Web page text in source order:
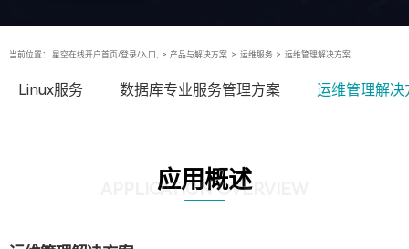
当前位置： 星空在线开户首页/登录/入口, > 产品与解决方案 > 运维服务 > 运维管理解决方案
Linux服务 数据库专业服务管理方案 运维管理解决
应用概述
APPLICATION OVERVIEW